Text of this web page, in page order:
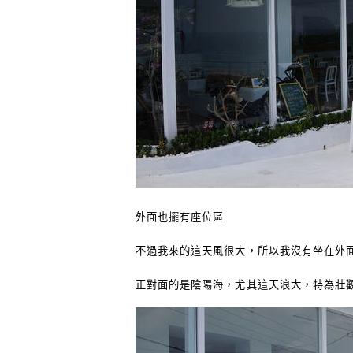
外面也擺有座位區
不過我來的這天風很大，所以我沒有坐在外
正對面的是陰陽海，尤其這天浪大，特為壯